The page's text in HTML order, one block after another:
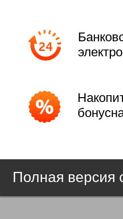
Полная версия